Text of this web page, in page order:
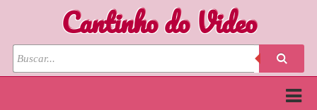
Cantinho do Video